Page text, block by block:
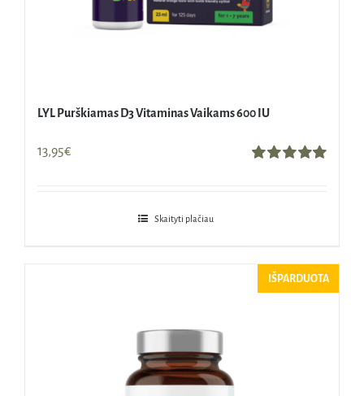
LYL Purškiamas D3 Vitaminas Vaikams 600 IU
13,95€
Skaityti plačiau
IŠPARDUOTA